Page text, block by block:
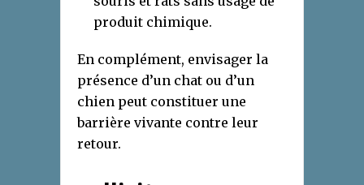
produit chimique.
En complément, envisager la
présence d’un chat ou d’un
chien peut constituer une
barrière vivante contre leur
retour.